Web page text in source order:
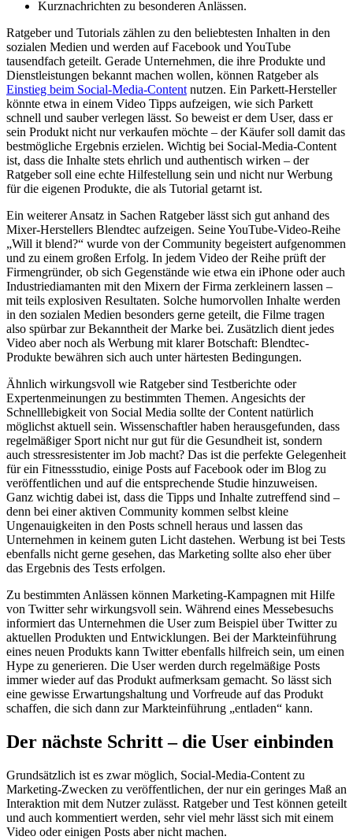
Kurznachrichten zu besonderen Anlässen.
Ratgeber und Tutorials zählen zu den beliebtesten Inhalten in den
sozialen Medien und werden auf Facebook und YouTube
tausendfach geteilt. Gerade Unternehmen, die ihre Produkte und
Dienstleistungen bekannt machen wollen, können Ratgeber als
Einstieg beim Social-Media-Content nutzen. Ein Parkett-Hersteller
könnte etwa in einem Video Tipps aufzeigen, wie sich Parkett
schnell und sauber verlegen lässt. So beweist er dem User, dass er
sein Produkt nicht nur verkaufen möchte – der Käufer soll damit das
bestmögliche Ergebnis erzielen. Wichtig bei Social-Media-Content
ist, dass die Inhalte stets ehrlich und authentisch wirken – der
Ratgeber soll eine echte Hilfestellung sein und nicht nur Werbung
für die eigenen Produkte, die als Tutorial getarnt ist.
Ein weiterer Ansatz in Sachen Ratgeber lässt sich gut anhand des
Mixer-Herstellers Blendtec aufzeigen. Seine YouTube-Video-Reihe
„Will it blend?“ wurde von der Community begeistert aufgenommen
und zu einem großen Erfolg. In jedem Video der Reihe prüft der
Firmengründer, ob sich Gegenstände wie etwa ein iPhone oder auch
Industriediamanten mit den Mixern der Firma zerkleinern lassen –
mit teils explosiven Resultaten. Solche humorvollen Inhalte werden
in den sozialen Medien besonders gerne geteilt, die Filme tragen
also spürbar zur Bekanntheit der Marke bei. Zusätzlich dient jedes
Video aber noch als Werbung mit klarer Botschaft: Blendtec-
Produkte bewähren sich auch unter härtesten Bedingungen.
Ähnlich wirkungsvoll wie Ratgeber sind Testberichte oder
Expertenmeinungen zu bestimmten Themen. Angesichts der
Schnelllebigkeit von Social Media sollte der Content natürlich
möglichst aktuell sein. Wissenschaftler haben herausgefunden, dass
regelmäßiger Sport nicht nur gut für die Gesundheit ist, sondern
auch stressresistenter im Job macht? Das ist die perfekte Gelegenheit
für ein Fitnessstudio, einige Posts auf Facebook oder im Blog zu
veröffentlichen und auf die entsprechende Studie hinzuweisen.
Ganz wichtig dabei ist, dass die Tipps und Inhalte zutreffend sind –
denn bei einer aktiven Community kommen selbst kleine
Ungenauigkeiten in den Posts schnell heraus und lassen das
Unternehmen in keinem guten Licht dastehen. Werbung ist bei Tests
ebenfalls nicht gerne gesehen, das Marketing sollte also eher über
das Ergebnis des Tests erfolgen.
Zu bestimmten Anlässen können Marketing-Kampagnen mit Hilfe
von Twitter sehr wirkungsvoll sein. Während eines Messebesuchs
informiert das Unternehmen die User zum Beispiel über Twitter zu
aktuellen Produkten und Entwicklungen. Bei der Markteinführung
eines neuen Produkts kann Twitter ebenfalls hilfreich sein, um einen
Hype zu generieren. Die User werden durch regelmäßige Posts
immer wieder auf das Produkt aufmerksam gemacht. So lässt sich
eine gewisse Erwartungshaltung und Vorfreude auf das Produkt
schaffen, die sich dann zur Markteinführung „entladen“ kann.
Der nächste Schritt – die User einbinden
Grundsätzlich ist es zwar möglich, Social-Media-Content zu
Marketing-Zwecken zu veröffentlichen, der nur ein geringes Maß an
Interaktion mit dem Nutzer zulässt. Ratgeber und Test können geteilt
und auch kommentiert werden, sehr viel mehr lässt sich mit einem
Video oder einigen Posts aber nicht machen.